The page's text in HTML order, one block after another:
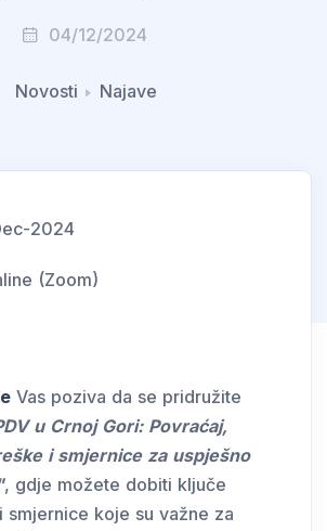
04/12/2024
Novosti Najave
2024
(Zoom)
Vas poziva da se pridružite
u Crnoj Gori: Povraćaj,
i smjernice za uspješno
, gdje možete dobiti ključe
smjernice koje su važne za